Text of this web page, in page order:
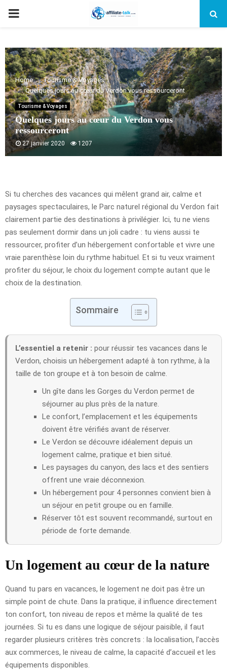
PRIMARY
Home
Tourisme & Voyages
Quelques jours au cœur du Verdon vous ressourceront
Tourisme & Voyages
Quelques jours au cœur du Verdon vous
ressourceront
27 janvier 2020 1207
Si tu cherches des vacances qui mêlent grand air, calme et
paysages spectaculaires, le Parc naturel régional du Verdon fait
clairement partie des destinations à privilégier. Ici, tu ne viens
pas seulement dormir dans un joli cadre : tu viens aussi te
ressourcer, profiter d’un hébergement confortable et vivre une
vraie parenthèse loin du rythme habituel. Et si tu veux vraiment
profiter du séjour, le choix du logement compte autant que le
choix de la destination.
Sommaire
L’essentiel a retenir : pour réussir tes vacances dans le
Verdon, choisis un hébergement adapté à ton rythme, à la
taille de ton groupe et à ton besoin de calme.
Un gîte dans les Gorges du Verdon permet de
séjourner au plus près de la nature.
Le confort, l’emplacement et les équipements
doivent être vérifiés avant de réserver.
Le Verdon se découvre idéalement depuis un
logement calme, pratique et bien situé.
Les paysages du canyon, des lacs et des sentiers
offrent une vraie déconnexion.
Un hébergement pour 4 personnes convient bien à
un séjour en petit groupe ou en famille.
Réserver tôt est souvent recommandé, surtout en
période de forte demande.
Un logement au cœur de la nature
Quand tu pars en vacances, le logement ne doit pas être un
simple point de chute. Dans la pratique, il influence directement
ton confort, ton niveau de repos et même la qualité de tes
journées. Si tu es dans une logique de séjour paisible, il faut
regarder plusieurs critères très concrets : la localisation, l’accès
aux commerces, le niveau de calme, la capacité d’accueil et les
équipements disponibles.